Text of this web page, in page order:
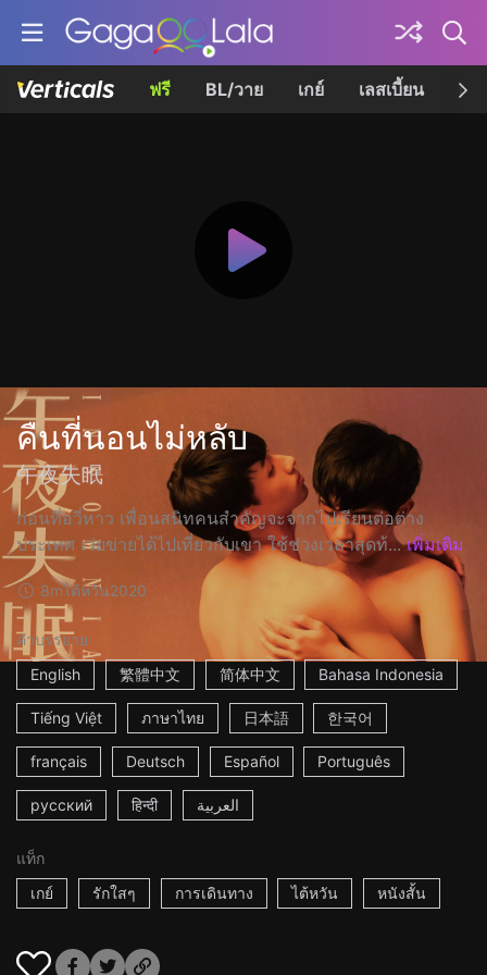
ฟรี BL/วาย เกย์ เลสเบี้ยน เค
คืนที่นอนไม่หลับ
午夜失眠
ก่อนที่อวี่หาว เพื่อนสนิทคนสำคัญจะจากไปเรียนต่อต่าง
ประเทศ เว่ยข่ายได้ไปเที่ยวกับเขา ใช้ช่วงเวลาสุดท้... เพิ่มเติม
8mไต้หวัน2020
คำบรรยาย
English
繁體中文 简体中文 Bahasa Indonesia
Tiếng Việt ภาษาไทย 日本語 한국어
français Deutsch Español Português
русский हिन्दी العربية
แท็ก
เกย์
รักใสๆ การเดินทาง ไต้หวัน หนังสั้น